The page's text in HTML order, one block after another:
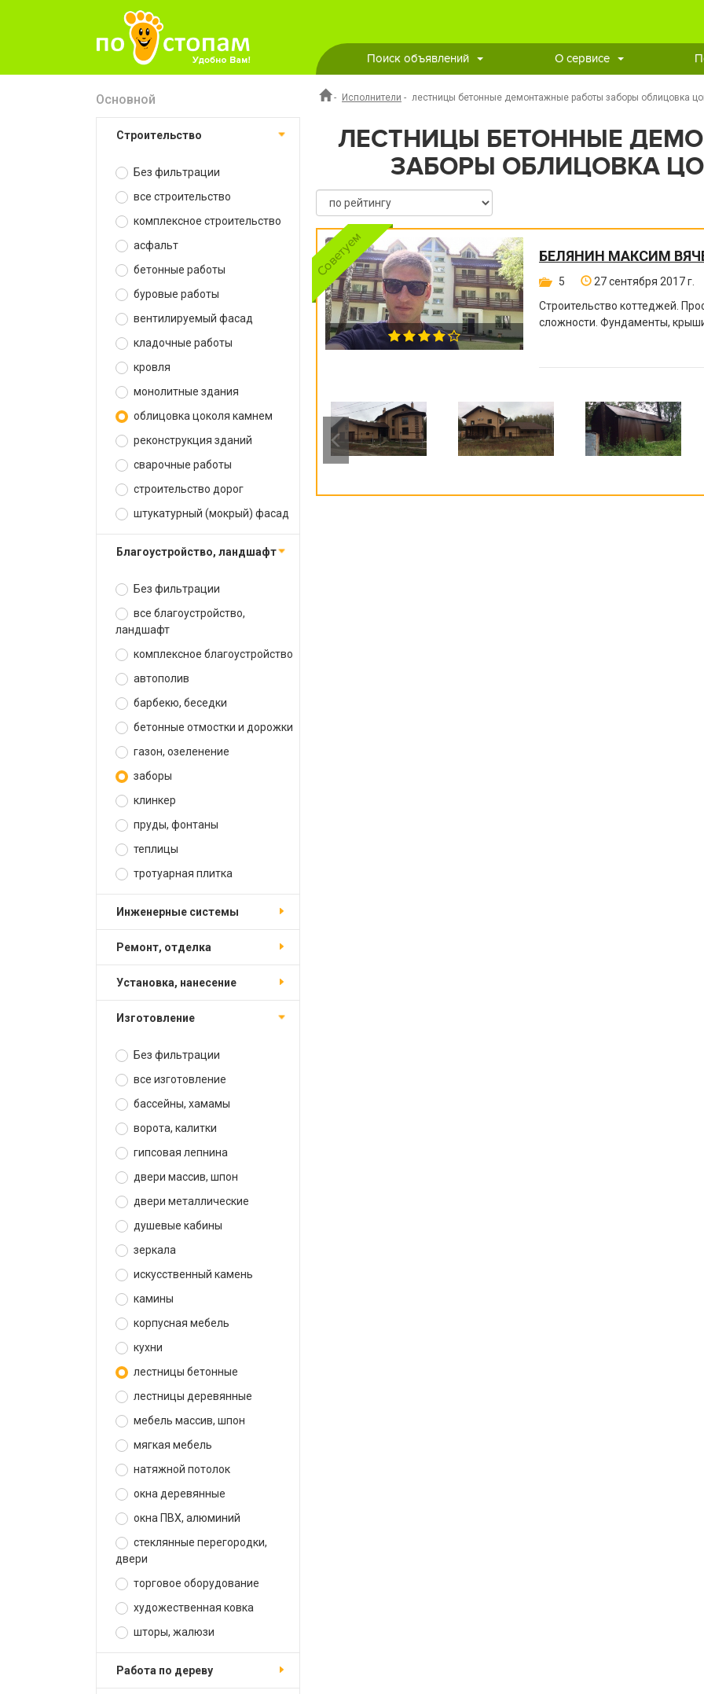
Поиск объявлений О сервисе
Основной
строительство
Без фильтрации
все строительство
комплексное строительство
асфальт
бетонные работы
буровые работы
вентилируемый фасад
кладочные работы
кровля
монолитные здания
облицовка цоколя камнем
реконструкция зданий
сварочные работы
строительство дорог
штукатурный (мокрый) фасад
благоустройство, ландшафт
Без фильтрации
все благоустройство,
ландшафт
комплексное благоустройство
автополив
барбекю, беседки
бетонные отмостки и дорожки
газон, озеленение
заборы
клинкер
пруды, фонтаны
теплицы
тротуарная плитка
инженерные системы
ремонт, отделка
установка, нанесение
изготовление
Без фильтрации
все изготовление
бассейны, хамамы
ворота, калитки
гипсовая лепнина
двери массив, шпон
двери металлические
душевые кабины
зеркала
искусственный камень
камины
корпусная мебель
кухни
лестницы бетонные
лестницы деревянные
мебель массив, шпон
мягкая мебель
натяжной потолок
окна деревянные
окна ПВХ, алюминий
стеклянные перегородки,
двери
торговое оборудование
художественная ковка
шторы, жалюзи
работа по дереву
- Исполнители - лестницы бетонные демонтажные работы заборы облицовка
ЛЕСТНИЦЫ БЕТОННЫЕ
ЗАБОРЫ ОБЛИЦОВКА
БЕЛЯНИН МАКСИМ
5 27 сентября 2017 г.
Строительство коттеджей.
сложности. Фундаменты,